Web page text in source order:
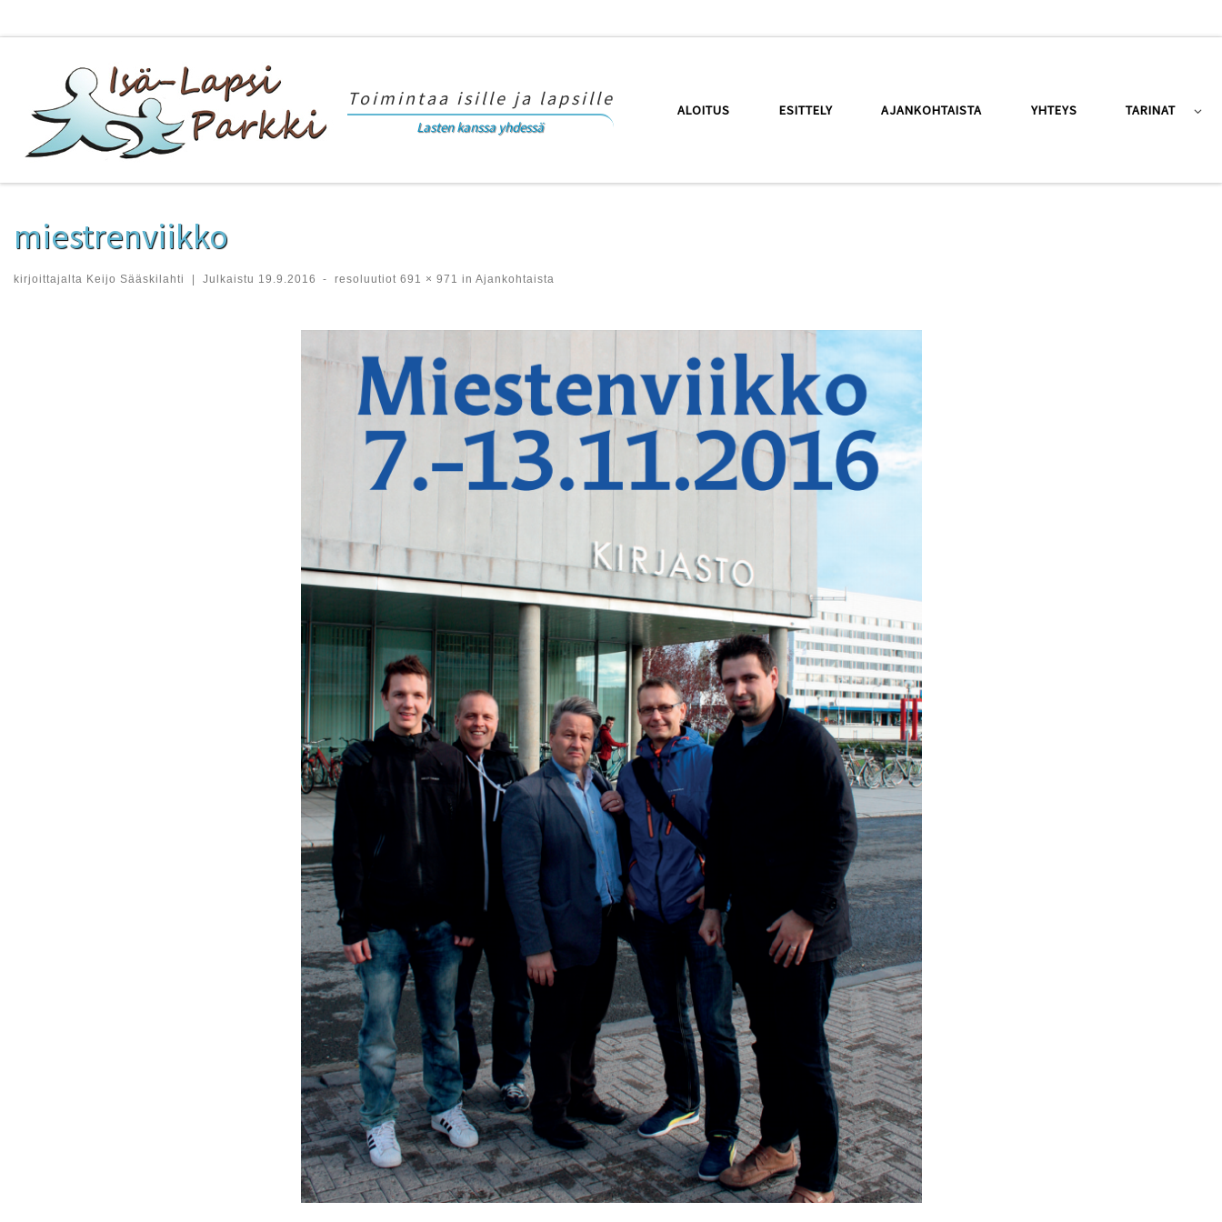
Toimintaa isille ja lapsille
Lasten kanssa yhdessä
ALOITUS ESITTELY AJANKOHTAISTA YHTEYS TARINAT
miestrenviikko
kirjoittajalta Keijo Sääskilahti Julkaistu 19.9.2016 - resoluutiot 691 × 971 in Ajankohtaista